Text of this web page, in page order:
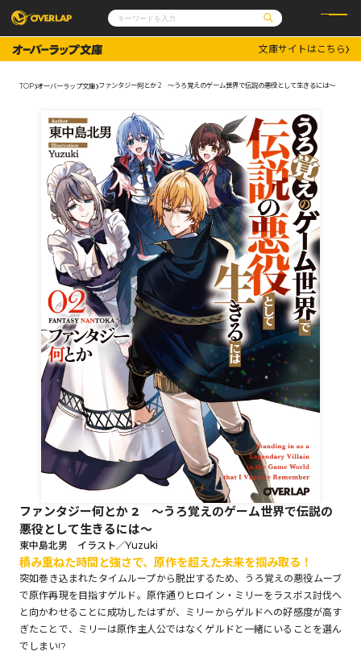
コミックガルド
コミッククリエ
文庫
ノベルス
コミックエッセイ
ポケットモンスター
アニメ
ゲーム
通販・NEWS
OVERLAP STORE
オーバーラップ広報室
企業
会社概要
採用情報
アクセス
オーバーラップホールディングス
お問い合わせはこちら
オーバーラップ文庫
オーバーラップノベルス
オーバーラップノベルスf
ロサージュノベルス
コミックガルド
コミッククリエ
文庫サイトはこちら
TOP オーバーラップ文庫 ファンタジー何とか 2 ～うろ覚えのゲーム世界で伝説の悪役として生きるには～
ファンタジー何とか 2 ～うろ覚えのゲーム世界で伝説の
悪役として生きるには～
東中島北男 イラスト／Yuzuki
積み重ねた時間と強さで、原作を超えた未来を掴み取る！
突如巻き込まれたタイムループから脱出するため、うろ覚えの悪役ムーブ
で原作再現を目指すゲルド。原作通りヒロイン・ミリーをラスボス討伐へ
と向かわせることに成功したはずが、ミリーからゲルドへの好感度が高す
ぎたことで、ミリーは原作主人公ではなくゲルドと一緒にいることを選ん
でしまい!?